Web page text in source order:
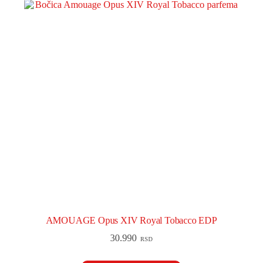
AMOUAGE Opus XIV Royal Tobacco EDP
30.990 RSD